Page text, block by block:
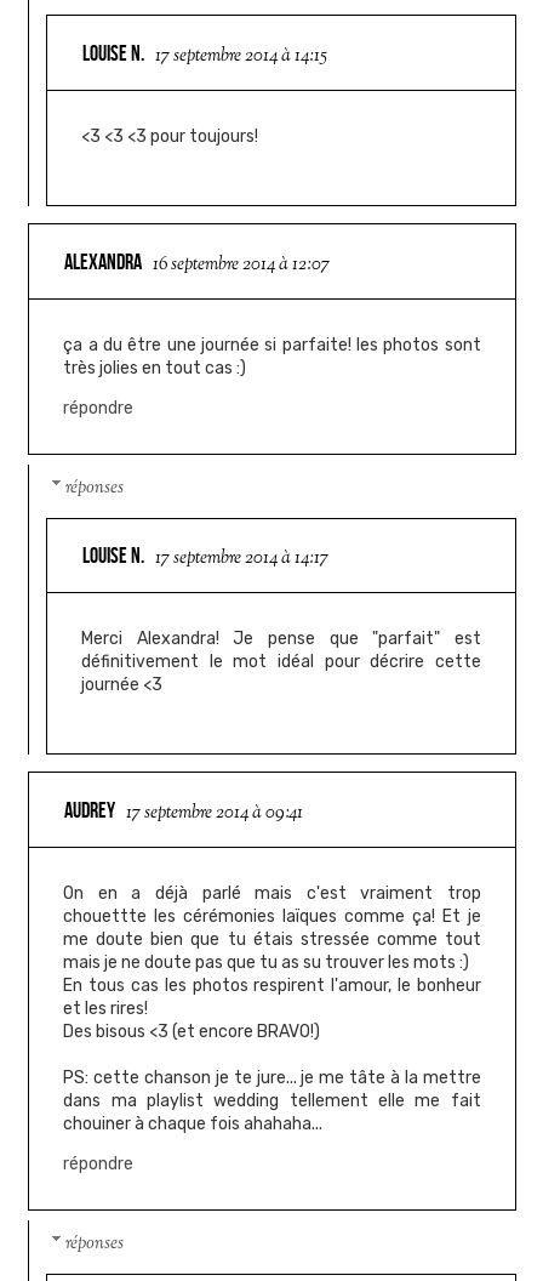
LOUISE N. 17 septembre 2014 à 14:15
<3 <3 <3 pour toujours!
ALEXANDRA 16 septembre 2014 à 12:07
ça a du être une journée si parfaite! les photos sont
très jolies en tout cas :)
répondre
réponses
LOUISE N. 17 septembre 2014 à 14:17
Merci Alexandra! Je pense que "parfait" est
définitivement le mot idéal pour décrire cette
journée <3
AUDREY 17 septembre 2014 à 09:41
On en a déjà parlé mais c'est vraiment trop
chouettte les cérémonies laïques comme ça! Et je
me doute bien que tu étais stressée comme tout
mais je ne doute pas que tu as su trouver les mots :)
En tous cas les photos respirent l'amour, le bonheur
et les rires!
Des bisous <3 (et encore BRAVO!)
PS: cette chanson je te jure... je me tâte à la mettre
dans ma playlist wedding tellement elle me fait
chouiner à chaque fois ahahaha...
répondre
réponses